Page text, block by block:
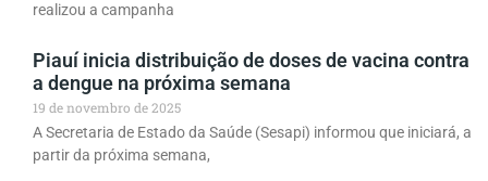
realizou a campanha
Piauí inicia distribuição de doses de vacina contra
a dengue na próxima semana
19 de novembro de 2025
A Secretaria de Estado da Saúde (Sesapi) informou que iniciará, a
partir da próxima semana,